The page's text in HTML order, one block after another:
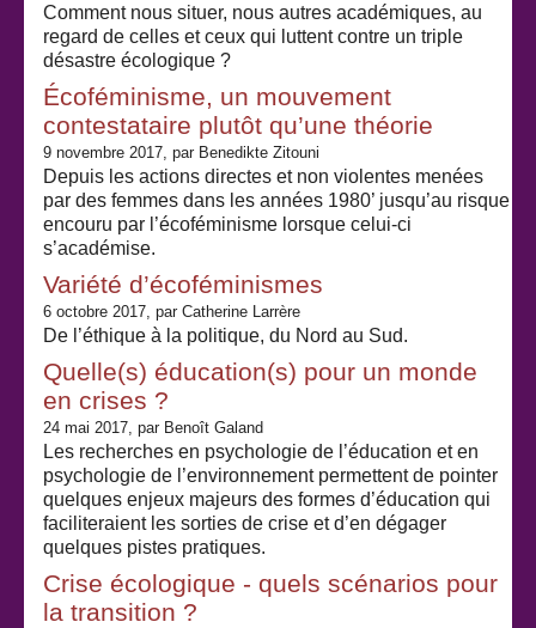
Comment nous situer, nous autres académiques, au
regard de celles et ceux qui luttent contre un triple
désastre écologique ?
Écoféminisme, un mouvement
contestataire plutôt qu’une théorie
9 novembre 2017 , par Benedikte Zitouni
Depuis les actions directes et non violentes menées
par des femmes dans les années 1980’ jusqu’au risque
encouru par l’écoféminisme lorsque celui-ci
s’académise.
Variété d’écoféminismes
6 octobre 2017 , par Catherine Larrère
De l’éthique à la politique, du Nord au Sud.
Quelle(s) éducation(s) pour un monde
en crises ?
24 mai 2017 , par Benoît Galand
Les recherches en psychologie de l’éducation et en
psychologie de l’environnement permettent de pointer
quelques enjeux majeurs des formes d’éducation qui
faciliteraient les sorties de crise et d’en dégager
quelques pistes pratiques.
Crise écologique - quels scénarios pour
la transition ?